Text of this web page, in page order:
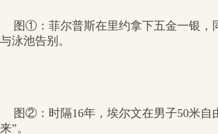
图①：菲尔普斯在里约拿下五金一银，
与泳池告别。
图②：时隔16年，埃尔文在男子50米自
来”。